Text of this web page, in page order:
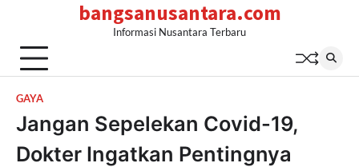
content
bangsanusantara.com
Informasi Nusantara Terbaru
GAYA
Jangan Sepelekan Covid-19,
Dokter Ingatkan Pentingnya